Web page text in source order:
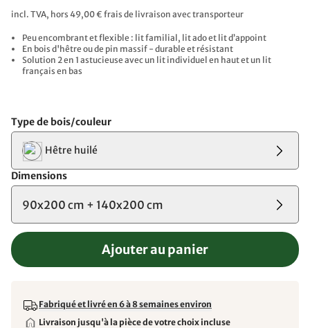
incl. TVA, hors 49,00 € frais de livraison avec transporteur
Peu encombrant et flexible : lit familial, lit ado et lit d’appoint
En bois d'hêtre ou de pin massif - durable et résistant
Solution 2 en 1 astucieuse avec un lit individuel en haut et un lit
français en bas
Type de bois/couleur
Hêtre huilé
Dimensions
90x200 cm + 140x200 cm
Ajouter au panier
Fabriqué et livré en 6 à 8 semaines environ
Livraison jusqu'à la pièce de votre choix incluse